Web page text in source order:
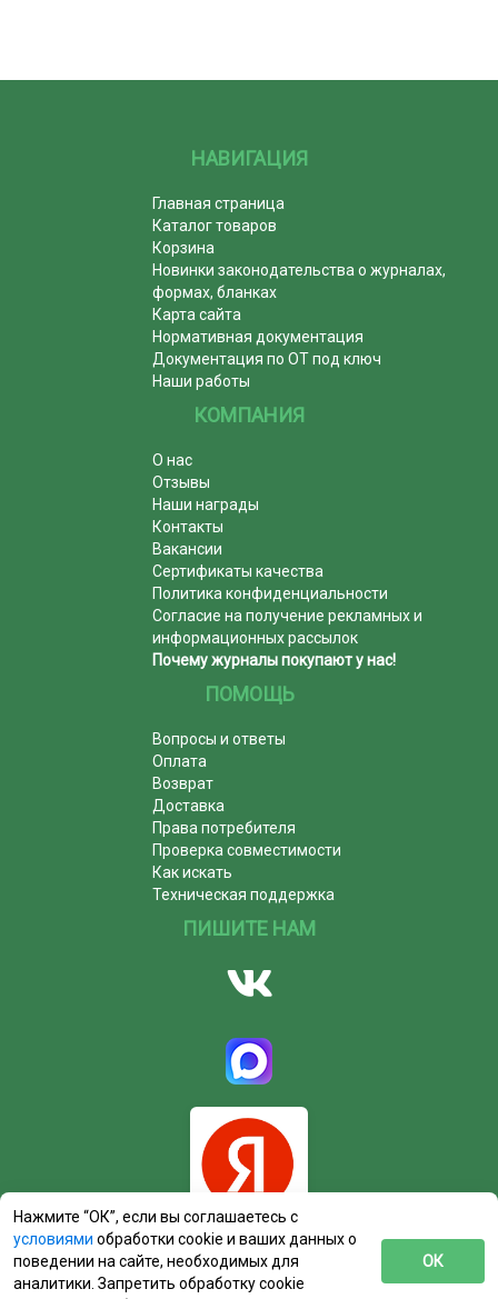
НАВИГАЦИЯ
Главная страница
Каталог товаров
Корзина
Новинки законодательства о журналах,
формах, бланках
Карта сайта
Нормативная документация
Документация по ОТ под ключ
Наши работы
КОМПАНИЯ
О нас
Отзывы
Наши награды
Контакты
Вакансии
Сертификаты качества
Политика конфиденциальности
Согласие на получение рекламных и
информационных рассылок
Почему журналы покупают у нас!
ПОМОЩЬ
Вопросы и ответы
Оплата
Возврат
Доставка
Права потребителя
Проверка совместимости
Как искать
Техническая поддержка
ПИШИТЕ НАМ
Нажмите “ОК”, если вы соглашаетесь с
условиями обработки cookie и ваших данных о
поведении на сайте, необходимых для
аналитики. Запретить обработку cookie
ОК